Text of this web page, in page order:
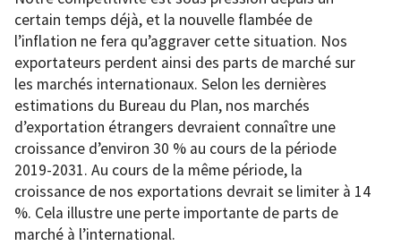
certain temps déjà, et la nouvelle flambée de
l’inflation ne fera qu’aggraver cette situation. Nos
exportateurs perdent ainsi des parts de marché sur
les marchés internationaux. Selon les dernières
estimations du Bureau du Plan, nos marchés
d’exportation étrangers devraient connaître une
croissance d’environ 30 % au cours de la période
2019-2031. Au cours de la même période, la
croissance de nos exportations devrait se limiter à 14
%. Cela illustre une perte importante de parts de
marché à l’international.